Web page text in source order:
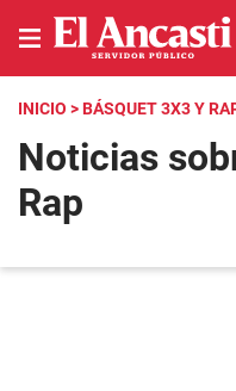
INICIO > BÁSQUET 3X3 Y
Noticias
Rap